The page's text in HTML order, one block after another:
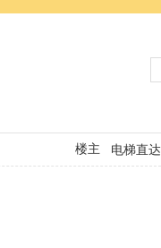
电梯直达
楼主